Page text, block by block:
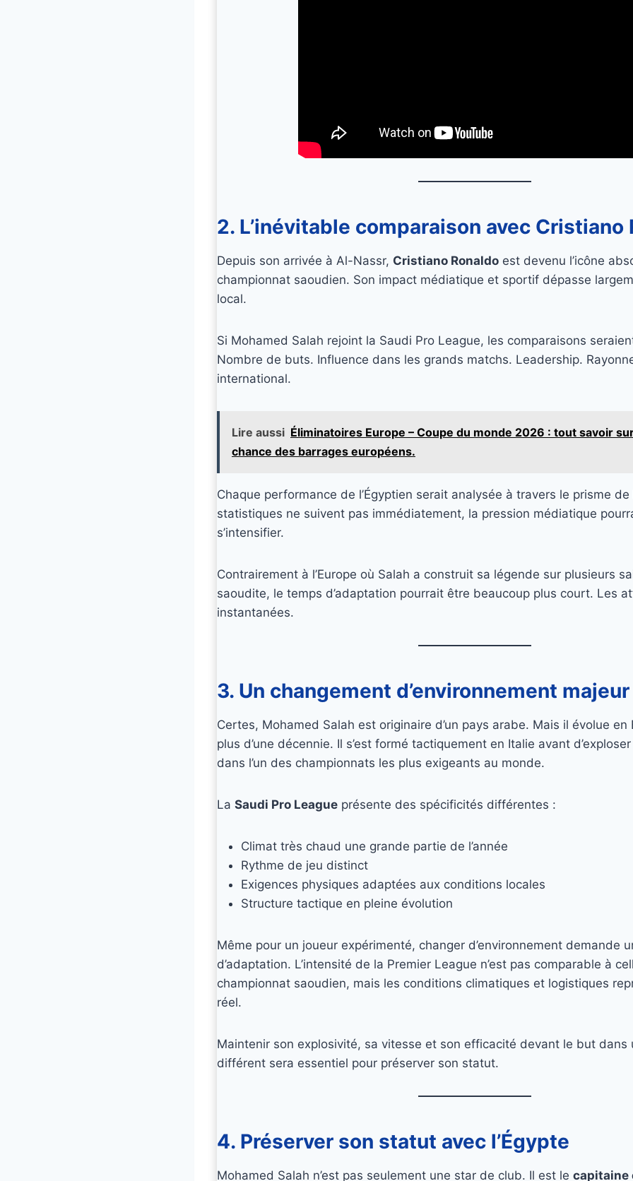
2. L’inévitable comparaison avec Cristiano
Depuis son arrivée à Al-Nassr, Cristiano Ronaldo est devenu l’icône
championnat saoudien. Son impact médiatique et sportif dépasse
local.
Si Mohamed Salah rejoint la Saudi Pro League, les comparaisons
Nombre de buts. Influence dans les grands matchs. Leadership.
international.
Lire aussi Éliminatoires Europe – Coupe du monde 2026 : tout savoir
chance des barrages européens.
Chaque performance de l’Égyptien serait analysée à travers le prisme de
statistiques ne suivent pas immédiatement, la pression médiatique
s’intensifier.
Contrairement à l’Europe où Salah a construit sa légende sur plusieurs
saoudite, le temps d’adaptation pourrait être beaucoup plus court. Les
instantanées.
3. Un changement d’environnement majeur
Certes, Mohamed Salah est originaire d’un pays arabe. Mais il évolue en
plus d’une décennie. Il s’est formé tactiquement en Italie avant
dans l’un des championnats les plus exigeants au monde.
La Saudi Pro League présente des spécificités différentes :
Climat très chaud une grande partie de l’année
Rythme de jeu distinct
Exigences physiques adaptées aux conditions locales
Structure tactique en pleine évolution
Même pour un joueur expérimenté, changer d’environnement demande
d’adaptation. L’intensité de la Premier League n’est pas comparable à
championnat saoudien, mais les conditions climatiques et logistiques
réel.
Maintenir son explosivité, sa vitesse et son efficacité devant le but dans
différent sera essentiel pour préserver son statut.
4. Préserver son statut avec l’Égypte
Mohamed Salah n’est pas seulement une star de club. Il est le capitaine